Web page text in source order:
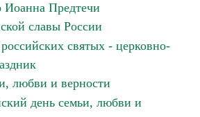
Иоанна Предтечи
славы России
святых - церковно-
любви и верности
день семьи, любви и